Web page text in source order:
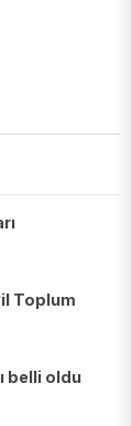
Toplum
belli oldu